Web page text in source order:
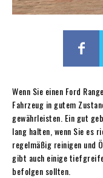
Wenn Sie einen Ford
Fahrzeug in gutem
gewährleisten. Ein gut
lang halten, wenn Sie es
regelmäßig reinigen und
gibt auch einige
befolgen sollten.